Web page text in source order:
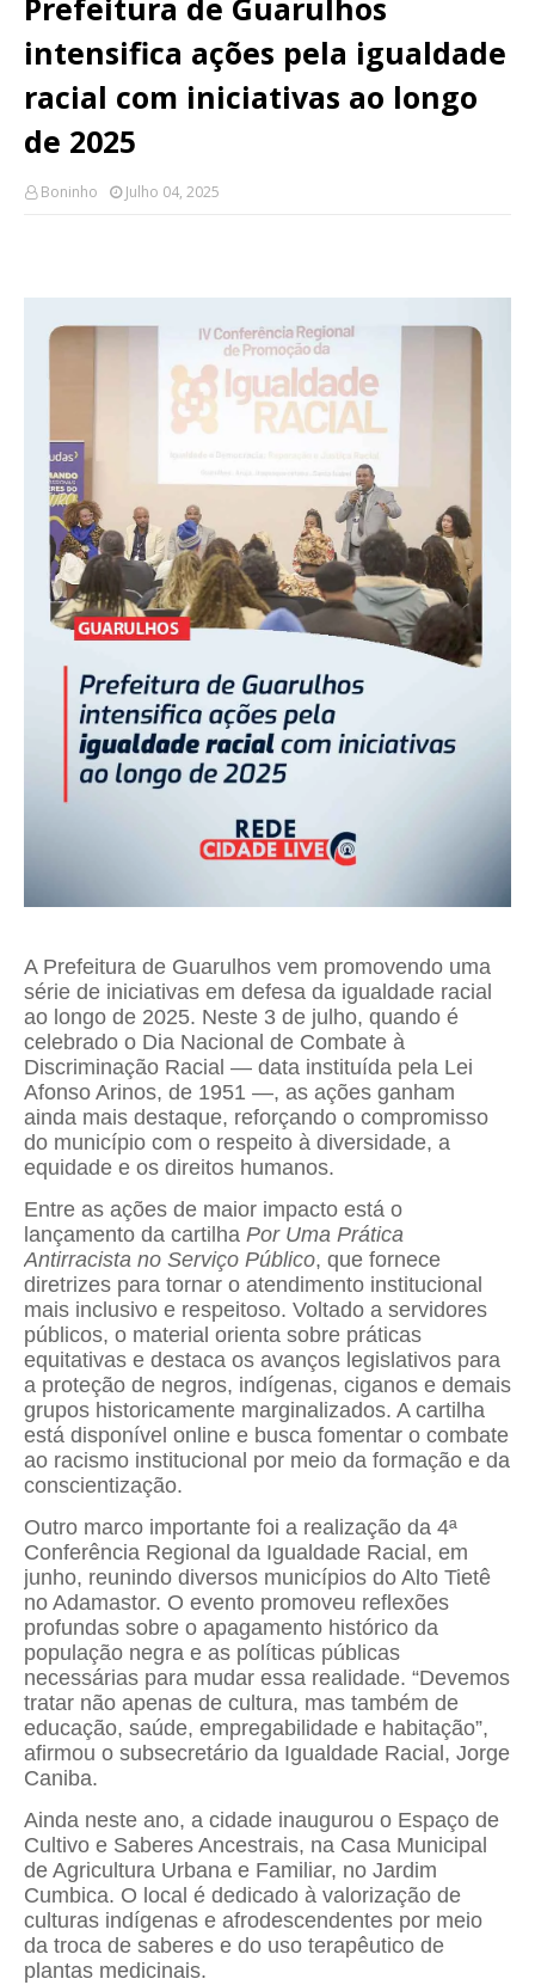
Prefeitura de Guarulhos
intensifica ações pela igualdade
racial com iniciativas ao longo
de 2025
Boninho Julho 04, 2025
A Prefeitura de Guarulhos vem promovendo uma
série de iniciativas em defesa da igualdade racial
ao longo de 2025. Neste 3 de julho, quando é
celebrado o Dia Nacional de Combate à
Discriminação Racial — data instituída pela Lei
Afonso Arinos, de 1951 —, as ações ganham
ainda mais destaque, reforçando o compromisso
do município com o respeito à diversidade, a
equidade e os direitos humanos.
Entre as ações de maior impacto está o
lançamento da cartilha Por Uma Prática
Antirracista no Serviço Público, que fornece
diretrizes para tornar o atendimento institucional
mais inclusivo e respeitoso. Voltado a servidores
públicos, o material orienta sobre práticas
equitativas e destaca os avanços legislativos para
a proteção de negros, indígenas, ciganos e demais
grupos historicamente marginalizados. A cartilha
está disponível online e busca fomentar o combate
ao racismo institucional por meio da formação e da
conscientização.
Outro marco importante foi a realização da 4ª
Conferência Regional da Igualdade Racial, em
junho, reunindo diversos municípios do Alto Tietê
no Adamastor. O evento promoveu reflexões
profundas sobre o apagamento histórico da
população negra e as políticas públicas
necessárias para mudar essa realidade. “Devemos
tratar não apenas de cultura, mas também de
educação, saúde, empregabilidade e habitação”,
afirmou o subsecretário da Igualdade Racial, Jorge
Caniba.
Ainda neste ano, a cidade inaugurou o Espaço de
Cultivo e Saberes Ancestrais, na Casa Municipal
de Agricultura Urbana e Familiar, no Jardim
Cumbica. O local é dedicado à valorização de
culturas indígenas e afrodescendentes por meio
da troca de saberes e do uso terapêutico de
plantas medicinais.